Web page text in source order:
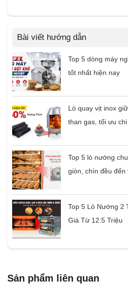
Bài viết hướng dẫn
Top 5 dòng máy
tốt nhất hiện nay
Lò quay vịt inox
than gas, tối ưu
Top 5 lò nướng
giòn, chín đều đến
Top 5 Lò Nướng 2
Giá Từ 12.5 Triệu
Sản phẩm liên quan